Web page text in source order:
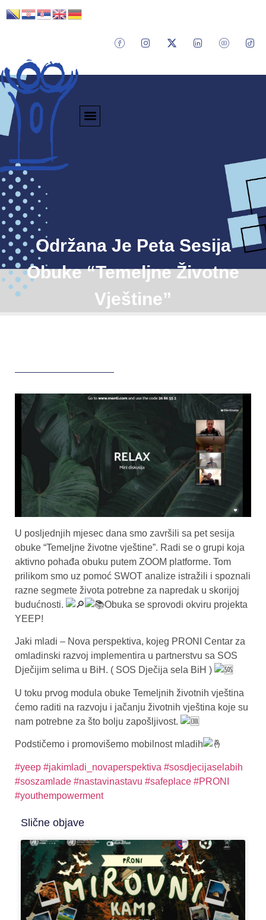
Održana Je Peta Sesija
Obuke “Temeljne Životne
Vještine”
U posljednjih mjesec dana smo završili sa pet sesija
obuke “Temeljne životne vještine”. Radi se o grupi koja
aktivno pohađa obuku putem ZOOM platforme. Tom
prilikom smo uz pomoć SWOT analize istražili i spoznali
razne segmete života potrebne za napredak u skorijoj
budućnosti.
Obuka se sprovodi okviru projekta
YEEP!
Jaki mladi – Nova perspektiva, kojeg PRONI Centar za
omladinski razvoj implementira u partnerstvu sa SOS
Dječijim selima u BiH. ( SOS Dječija sela BiH )
U toku prvog modula obuke Temeljnih životnih vještina
ćemo raditi na razvoju i jačanju životnih vještina koje su
nam potrebne za što bolju zapošljivost.
Podstičemo i promovišemo mobilnost mladih
#yeep #jakimladi_novaperspektiva #sosdjecijaselabih
#soszamlade #nastavinastavu #safeplace #PRONI
#youthempowerment
Slične objave